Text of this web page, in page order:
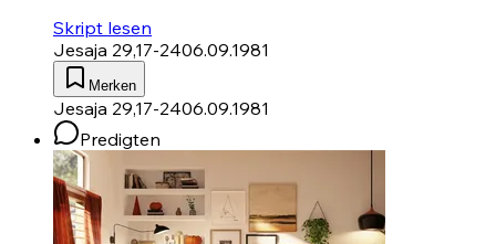
Skript lesen
Jesaja 29,17-2406.09.1981
Merken
Jesaja 29,17-2406.09.1981
Predigten